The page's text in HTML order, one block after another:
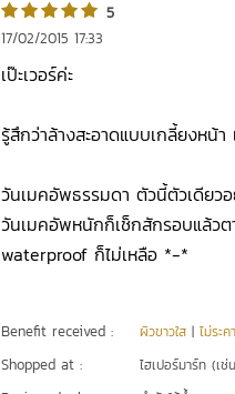
5
17/02/2015 17:33
เป๊ะเวอร์ค่ะ
รู้สึกว่าล้างสะอาดแบบเกลี้ยงหน้า
วันเมคอัพธรรมดา ตัวนี้ตัวเดียวอ
วันเมคอัพหนักก็เช็กสักรอบแล้ว
waterproof ก็ไม่เหลือ *-*
Benefit received : ผิวขาวใส | ไม่ระ
Shopped at : ไฮเปอร์มาร์ท (เ